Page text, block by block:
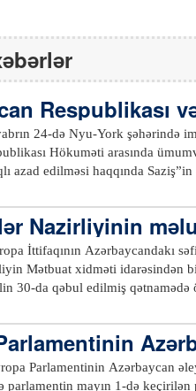
Respublikası
rejim qüvvəyə
24-də Nyu-York şəhərində
Hökuməti arasında
azad edilməsi haqqında
bununla sazişin müvafiq
etibarlı ümumvətəndaş
vətəndaşları və Maldiv
digər tərəfin dövlətinin
giriş tarixindən etibarən 90
Nazirliyinin
İttifaqının Azərbaycandakı
30-da qəbul edilmiş qətnamədə
müddəaların
bütövlüyünə hörmət
cür yanaşma sərgiləməsinin
İttifaqı arasında
qərar qəbul
Parlamentinin Azərbaycan
parlamentin mayın 1-də